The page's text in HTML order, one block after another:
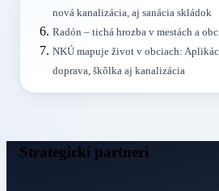
nová kanalizácia, aj sanácia skládok
Radón – tichá hrozba v mestách a
NKÚ mapuje život v obciach:
doprava, škôlka aj kanalizácia
Strategickí partneri